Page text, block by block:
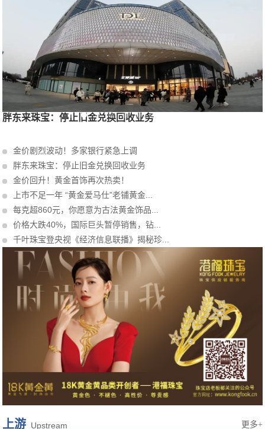
胖东来珠宝：停止旧金兑换回收业务
金价剧烈波动！多家银行紧急上调
胖东来珠宝：停止旧金兑换回收业务
金价回升！黄金首饰再次热卖！
上市不足一年 “黄金爱马仕”老铺黄金...
每克超860元，你愿意为古法黄金饰品...
价格大跌40%，国际巨头暂停销售，钻...
千叶珠宝登央视《经济信息联播》揭秘珍...
上游 Upstream 更多+